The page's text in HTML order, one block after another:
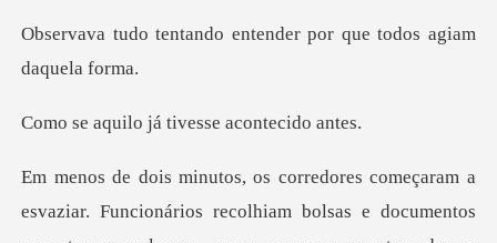
o entender por que tod
já tivesse ac
r. Funcionários recolhiam bolsas e documentos